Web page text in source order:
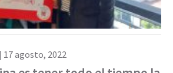
17 agosto, 2022